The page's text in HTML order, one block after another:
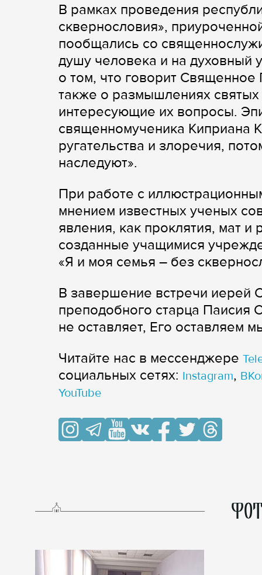
В рамках проведения
сквернословия»,
пообщались со
душу человека и на духовный
о том, что говорит
также о размышлениях святых
интересующие их вопросы.
священномученика Киприана
ругательства и злоречия,
наследуют».
При работе с
мнением известных ученых
явления, как проклятия, мат и
созданные учащимися
«Я и моя семья – без
В завершение встречи иерей
преподобного старца Паисия
не оставляет, Его оставляем
Читайте нас в мессенджере
cоциальных сетях: Instagram,
YouTube